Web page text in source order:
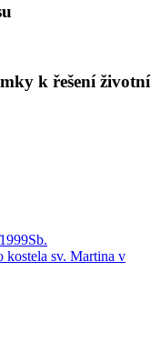
k řešení životní
kostela sv. Martina v